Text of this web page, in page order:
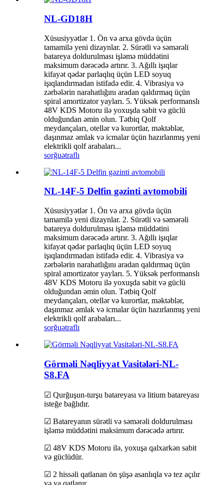
NL-GD18H
Xüsusiyyətlər 1. Ön və arxa gövdə üçün
tamamilə yeni dizaynlar. 2. Sürətli və səmərəli
batareya doldurulması işləmə müddətini
maksimum dərəcədə artırır. 3. Ağıllı işıqlar
kifayət qədər parlaqlıq üçün LED soyuq
işıqlandırmadan istifadə edir. 4. Vibrasiya və
zərbələrin narahatlığını aradan qaldırmaq üçün
spiral amortizator yayları. 5. Yüksək performanslı
48V KDS Motoru ilə yoxuşda sabit və güclü
olduğundan əmin olun. Tətbiq Qolf
meydançaları, otellər və kurortlar, məktəblər,
daşınmaz əmlak və icmalar üçün hazırlanmış yeni
elektrikli qolf arabaları...
sorğuətraflı
NL-14F-5 Delfin gəzinti avtomobili
Xüsusiyyətlər 1. Ön və arxa gövdə üçün
tamamilə yeni dizaynlar. 2. Sürətli və səmərəli
batareya doldurulması işləmə müddətini
maksimum dərəcədə artırır. 3. Ağıllı işıqlar
kifayət qədər parlaqlıq üçün LED soyuq
işıqlandırmadan istifadə edir. 4. Vibrasiya və
zərbələrin narahatlığını aradan qaldırmaq üçün
spiral amortizator yayları. 5. Yüksək performanslı
48V KDS Motoru ilə yoxuşda sabit və güclü
olduğundan əmin olun. Tətbiq Qolf
meydançaları, otellər və kurortlar, məktəblər,
daşınmaz əmlak və icmalar üçün hazırlanmış yeni
elektrikli qolf arabaları...
sorğuətraflı
Görməli Nəqliyyat Vasitələri-NL-
S8.FA
☑ Qurğuşun-turşu batareyası və litium batareyası
isteğe bağlıdır.
☑ Batareyanın sürətli və səmərəli doldurulması
işləmə müddətini maksimum dərəcədə artırır.
☑ 48V KDS Motoru ilə, yoxuşa qalxarkən sabit
və güclüdür.
☑ 2 hissəli qatlanan ön şüşə asanlıqla və tez açılır
və ya qatlanır.